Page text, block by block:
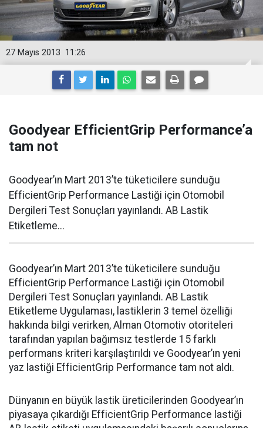
11:26
27 Mayıs 2013
Goodyear EfficientGrip Performance’a
tam not
Goodyear’ın Mart 2013’te tüketicilere sunduğu
EfficientGrip Performance Lastiği için Otomobil
Dergileri Test Sonuçları yayınlandı. AB Lastik
Etiketleme...
Goodyear’ın Mart 2013’te tüketicilere sunduğu
EfficientGrip Performance Lastiği için Otomobil
Dergileri Test Sonuçları yayınlandı. AB Lastik
Etiketleme Uygulaması, lastiklerin 3 temel özelliği
hakkında bilgi verirken, Alman Otomotiv otoriteleri
tarafından yapılan bağımsız testlerde 15 farklı
performans kriteri karşılaştırıldı ve Goodyear’ın yeni
yaz lastiği EfficientGrip Performance tam not aldı.
Dünyanın en büyük lastik üreticilerinden Goodyear’ın
piyasaya çıkardığı EfficientGrip Performance lastiği